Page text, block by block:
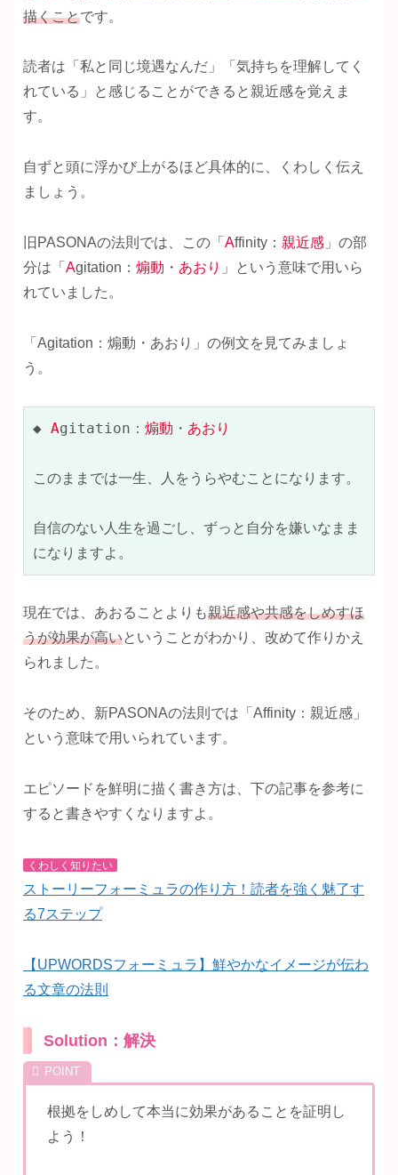
描くことです。
読者は「私と同じ境遇なんだ」「気持ちを理解してく
れている」と感じることができると親近感を覚えま
す。
自ずと頭に浮かび上がるほど具体的に、くわしく伝え
ましょう。
旧PASONAの法則では、この「 Affinity： 親近感 」の部
分は「 Agitation： 煽動 ・ あおり 」という意味で用いら
れていました。
「Agitation：煽動・あおり」の例文を見てみましょ
う。
◆ Agitation： 煽動 ・ あおり
このままでは一生、人をうらやむことになります。
自信のない人生を過ごし、ずっと自分を嫌いなまま
になりますよ。
現在では、あおることよりも親近感や共感をしめすほ
うが効果が高いということがわかり、改めて作りかえ
られました。
そのため、新PASONAの法則では「Affinity：親近感」
という意味で用いられています。
エピソードを鮮明に描く書き方は、下の記事を参考に
すると書きやすくなりますよ。
くわしく知りたい
ストーリーフォーミュラの作り方！読者を強く魅了す
る7ステップ
【UPWORDSフォーミュラ】鮮やかなイメージが伝わ
る文章の法則
Solution：解決
根拠をしめして本当に効果があることを証明し
よう！